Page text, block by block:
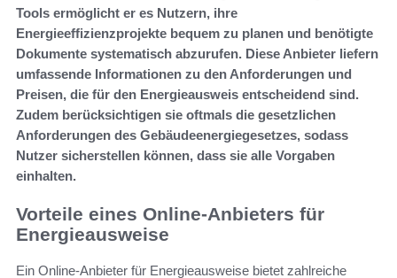
Tools ermöglicht er es Nutzern, ihre
Energieeffizienzprojekte bequem zu planen und benötigte
Dokumente systematisch abzurufen. Diese Anbieter liefern
umfassende Informationen zu den Anforderungen und
Preisen, die für den Energieausweis entscheidend sind.
Zudem berücksichtigen sie oftmals die gesetzlichen
Anforderungen des Gebäudeenergiegesetzes, sodass
Nutzer sicherstellen können, dass sie alle Vorgaben
einhalten.
Vorteile eines Online-Anbieters für
Energieausweise
Ein Online-Anbieter für Energieausweise bietet zahlreiche